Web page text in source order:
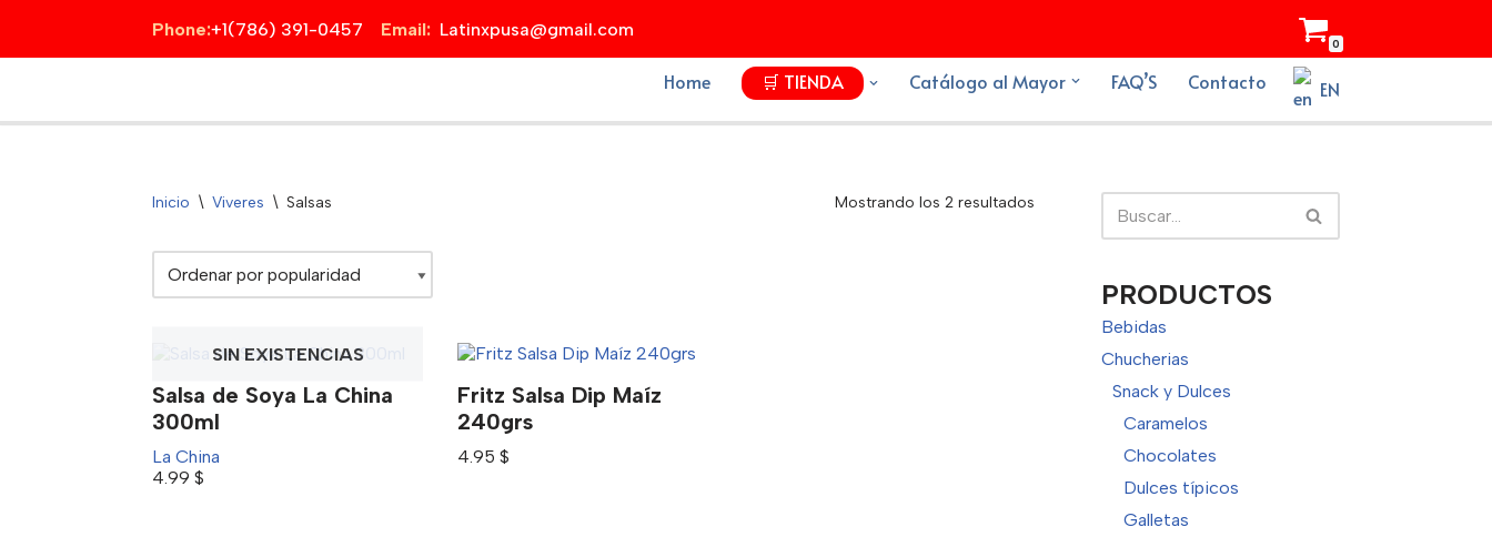
Saltar
Phone:+1(786) 391-0457 Email: Latinxpusa@gmail.com
0
Home 🛒 TIENDA Catálogo al Mayor FAQ’S Contacto EN
Inicio \ Viveres \ Salsas Mostrando los 2 resultados
SIN EXISTENCIAS
Salsa de Soya La China
300ml
La China
4.99 $
Fritz Salsa Dip Maíz
240grs
4.95 $
PRODUCTOS
Bebidas
Chucherias
Snack y Dulces
Caramelos
Chocolates
Dulces típicos
Galletas